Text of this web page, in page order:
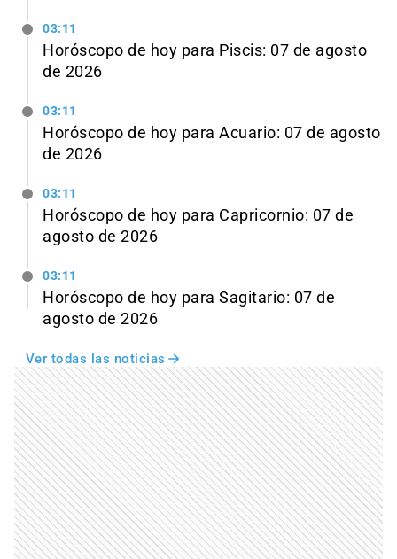
03:11
Horóscopo de hoy para Piscis: 07 de agosto
de 2026
03:11
Horóscopo de hoy para Acuario: 07 de agosto
de 2026
03:11
Horóscopo de hoy para Capricornio: 07 de
agosto de 2026
03:11
Horóscopo de hoy para Sagitario: 07 de
agosto de 2026
Ver todas las noticias